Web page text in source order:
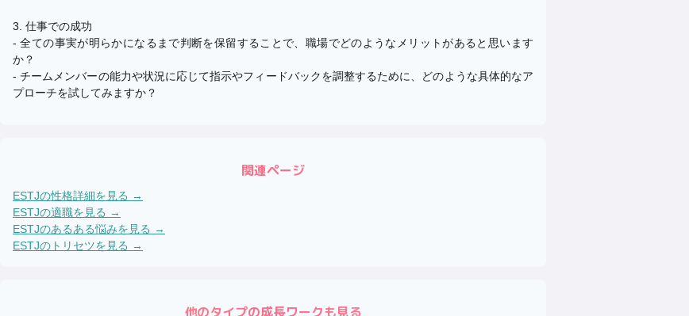
3. 仕事での成功
- 全ての事実が明らかになるまで判断を保留することで、職場でどのようなメリットがあると思います
か？
- チームメンバーの能力や状況に応じて指示やフィードバックを調整するために、どのような具体的なア
プローチを試してみますか？
関連ページ
ESTJの性格詳細を見る →
ESTJの適職を見る →
ESTJのあるある悩みを見る →
ESTJのトリセツを見る →
他のタイプの成長ワークも見る